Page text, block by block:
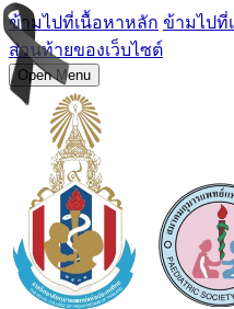
ข้ามไปที่เนื้อหาหลัก ข้ามไปที่
ส่วนท้ายของเว็บไซต์
Open Menu